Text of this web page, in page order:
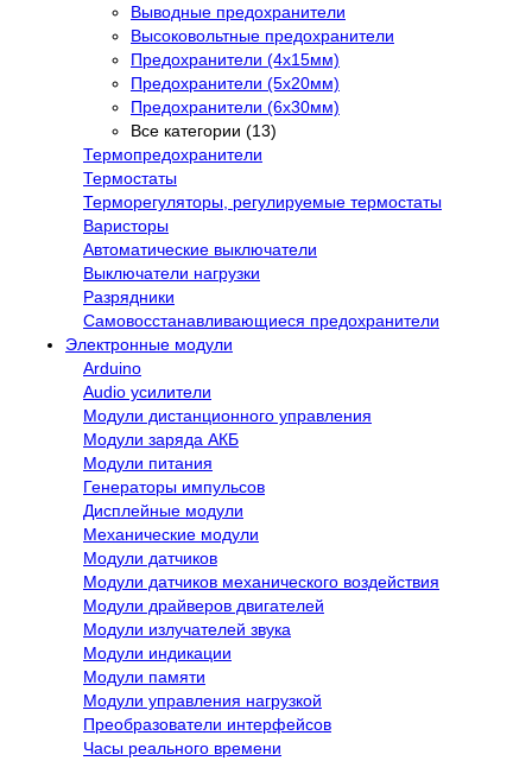
Выводные предохранители
Высоковольтные предохранители
Предохранители (4х15мм)
Предохранители (5х20мм)
Предохранители (6х30мм)
Все категории (13)
Термопредохранители
Термостаты
Терморегуляторы, регулируемые термостаты
Варисторы
Автоматические выключатели
Выключатели нагрузки
Разрядники
Самовосстанавливающиеся предохранители
Электронные модули
Arduino
Audio усилители
Модули дистанционного управления
Модули заряда АКБ
Модули питания
Генераторы импульсов
Дисплейные модули
Механические модули
Модули датчиков
Модули датчиков механического воздействия
Модули драйверов двигателей
Модули излучателей звука
Модули индикации
Модули памяти
Модули управления нагрузкой
Преобразователи интерфейсов
Часы реального времени